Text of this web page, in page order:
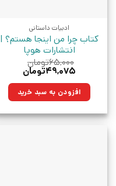
ادبیات داستانی
کتاب چرا من اینجا هستم؟ |
انتشارات هوپا
۶۵,۰۰۰تومان
قیمت
۶۵,۰۰۰تومان
بود.
۴۹,۰۷۵تومان
۴۹,۰۷۵تومان.افزودن به سبد خرید